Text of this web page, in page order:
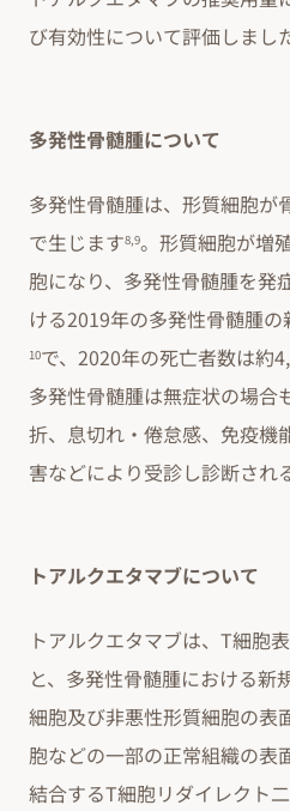
び有効性について評価しまし
多発性骨髄腫について
多発性骨髄腫は、形質細胞が
で生じます8,9。形質細胞が増
胞になり、多発性骨髄腫を発
ける2019年の多発性骨髄腫
10で、2020年の死亡者数は約
多発性骨髄腫は無症状の場合
折、息切れ・倦怠感、免疫機
害などにより受診し診断され
トアルクエタマブについて
トアルクエタマブは、T細胞
と、多発性骨髄腫における新
細胞及び非悪性形質細胞の表
胞などの一部の正常組織の表
結合するT細胞リダイレクト